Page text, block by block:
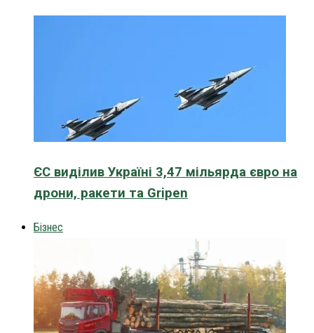
ЄС виділив Україні 3,47 мільярда євро на
дрони, ракети та Gripen
Бізнес